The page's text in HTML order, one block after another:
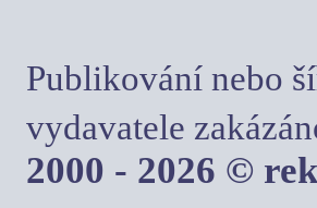
Publikování nebo
vydavatele
2000 - 2026 ©